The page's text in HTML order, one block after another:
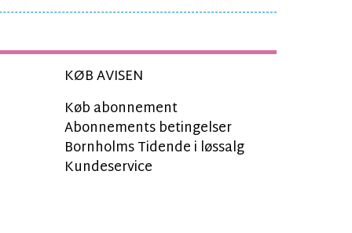
KØB AVISEN
Køb abonnement
Abonnements betingelser
Bornholms Tidende i løssalg
Kundeservice